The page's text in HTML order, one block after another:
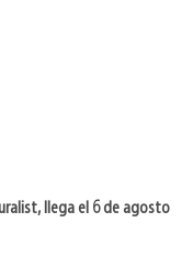
llega el 6 de agosto